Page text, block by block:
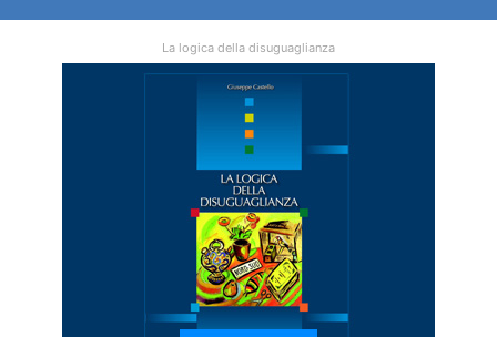
La logica della disuguaglianza